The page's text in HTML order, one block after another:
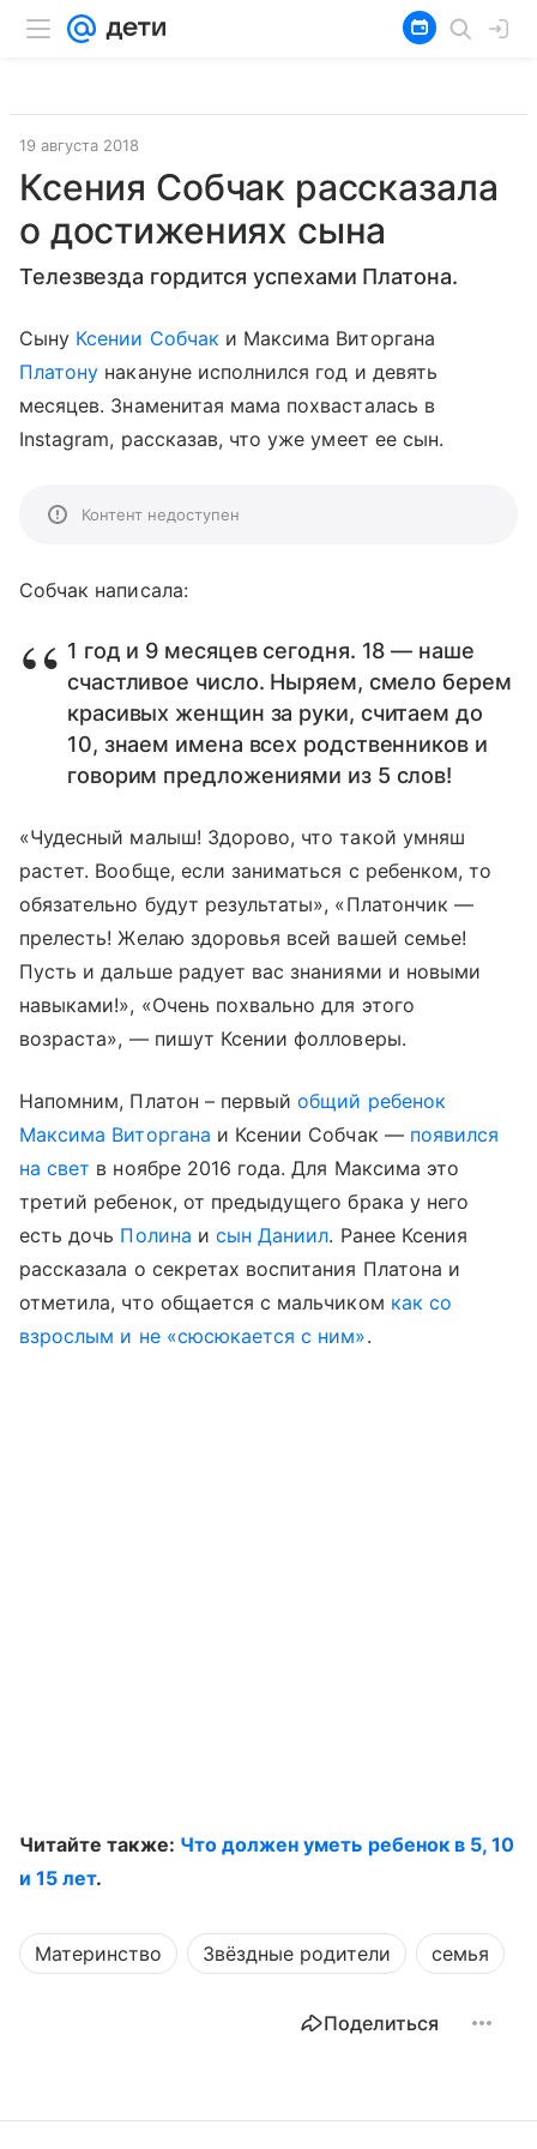
19 августа 2018
Ксения Собчак рассказала
о достижениях сына
Телезвезда гордится успехами Платона.
Сыну Ксении Собчак и Максима Виторгана
Платону накануне исполнился год и девять
месяцев. Знаменитая мама похвасталась в
Instagram, рассказав, что уже умеет ее сын.
Контент недоступен
Собчак написала:
1 год и 9 месяцев сегодня. 18 — наше
счастливое число. Ныряем, смело берем
красивых женщин за руки, считаем до
10, знаем имена всех родственников и
говорим предложениями из 5 слов!
«Чудесный малыш! Здорово, что такой умняш
растет. Вообще, если заниматься с ребенком, то
обязательно будут результаты», «Платончик —
прелесть! Желаю здоровья всей вашей семье!
Пусть и дальше радует вас знаниями и новыми
навыками!», «Очень похвально для этого
возраста», — пишут Ксении фолловеры.
Напомним, Платон – первыйобщий ребенок
Максима Виторгана и Ксении Собчак — появился
на свет в ноябре 2016 года. Для Максима это
третий ребенок, от предыдущего брака у него
есть дочь Полина и сын Даниил. Ранее Ксения
рассказала о секретах воспитания Платона и
отметила, что общается с мальчиком как со
взрослым и не «cюсюкается с ним».
Читайте также: Что должен уметь ребенок в 5, 10
и 15 лет.
Материнство Звёздные родители семья
Поделиться